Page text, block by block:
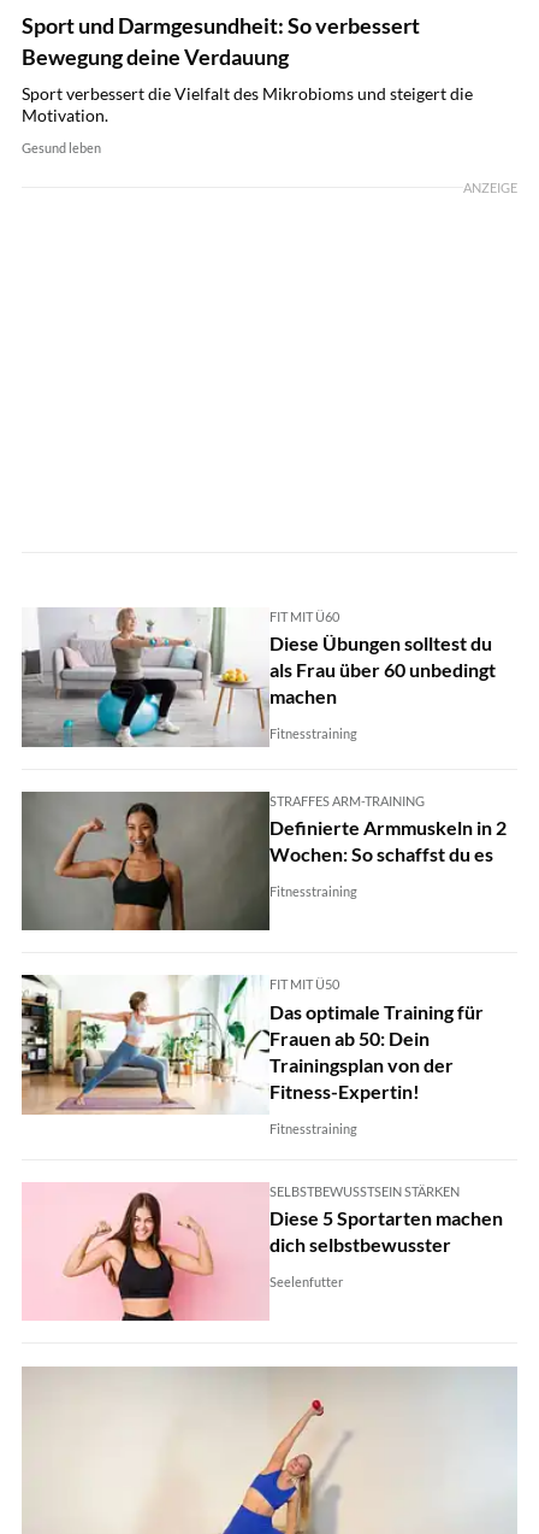
Sport und Darmgesundheit: So verbessert
Bewegung deine Verdauung
Sport verbessert die Vielfalt des Mikrobioms und steigert die
Motivation.
Gesund leben
ANZEIGE
FIT MIT Ü60
Diese Übungen solltest du
als Frau über 60 unbedingt
machen
Fitnesstraining
STRAFFES ARM-TRAINING
Definierte Armmuskeln in 2
Wochen: So schaffst du es
Fitnesstraining
FIT MIT Ü50
Das optimale Training für
Frauen ab 50: Dein
Trainingsplan von der
Fitness-Expertin!
Fitnesstraining
SELBSTBEWUSSTSEIN STÄRKEN
Diese 5 Sportarten machen
dich selbstbewusster
Seelenfutter